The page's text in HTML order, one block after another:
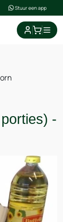
Stuur een app
-